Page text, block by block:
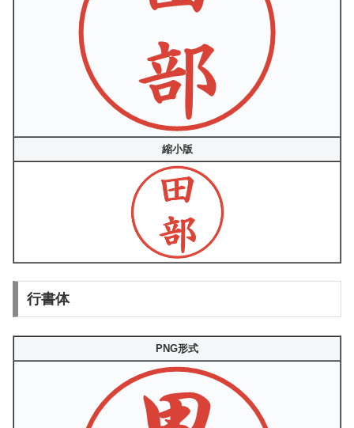
縮小版
行書体
PNG形式